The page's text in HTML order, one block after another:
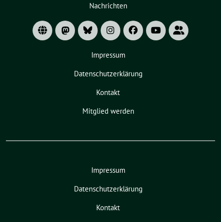
Untermenü
Nachrichten
Impressum
Datenschutzerklärung
Kontakt
Mitglied werden
Impressum
Datenschutzerklärung
Kontakt